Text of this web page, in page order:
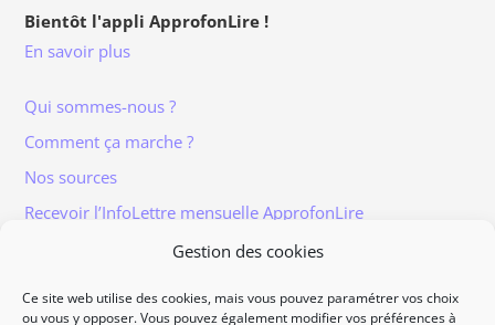
Gestion des cookies
Ce site web utilise des cookies, mais vous pouvez paramétrer vos choix
ou vous y opposer. Vous pouvez également modifier vos préférences à
Bientôt l'appli ApprofonLire !
En savoir plus
Qui sommes-nous ?
Comment ça marche ?
Nos sources
Recevoir l’InfoLettre mensuelle ApprofonLire